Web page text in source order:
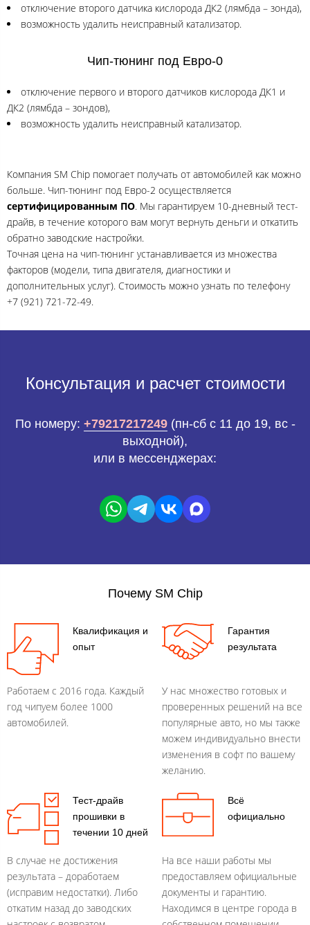
отключение второго датчика кислорода ДК2 (лямбда – зонда),
возможность удалить неисправный катализатор.
Чип-тюнинг под Евро-0
отключение первого и второго датчиков кислорода ДК1 и
ДК2 (лямбда – зондов),
возможность удалить неисправный катализатор.
Компания SM Chip помогает получать от автомобилей как можно
больше. Чип-тюнинг под Евро-2 осуществляется
сертифицированным ПО. Мы гарантируем 10-дневный тест-
драйв, в течение которого вам могут вернуть деньги и откатить
обратно заводские настройки.
Точная цена на чип-тюнинг устанавливается из множества
факторов (модели, типа двигателя, диагностики и
дополнительных услуг). Стоимость можно узнать по телефону
+7 (921) 721-72-49.
Консультация и расчет стоимости
По номеру: +79217217249(пн-сб с 11 до 19, вс -
выходной),
или в мессенджерах:
Почему SM Chip
Квалификация и
опыт
Работаем с 2016 года. Каждый
год чипуем более 1000
автомобилей.
Гарантия
результата
У нас множество готовых и
проверенных решений на все
популярные авто, но мы также
можем индивидуально внести
изменения в софт по вашему
желанию.
Тест-драйв
прошивки в
течении 10 дней
В случае не достижения
результата – доработаем
(исправим недостатки). Либо
откатим назад до заводских
Всё
официально
На все наши работы мы
предоставляем официальные
документы и гарантию.
Находимся в центре города в